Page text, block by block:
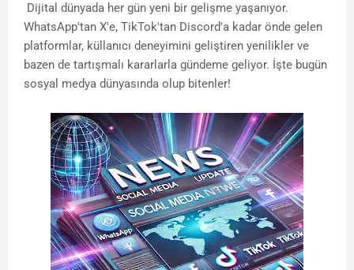
Dijital dünyada her gün yeni bir gelişme yaşanıyor.
WhatsApp'tan X'e, TikTok'tan Discord'a kadar önde gelen
platformlar, küllanıcı deneyimini geliştiren yenilikler ve
bazen de tartışmalı kararlarla gündeme geliyor. İşte bugün
sosyal medya dünyasında olup bitenler!